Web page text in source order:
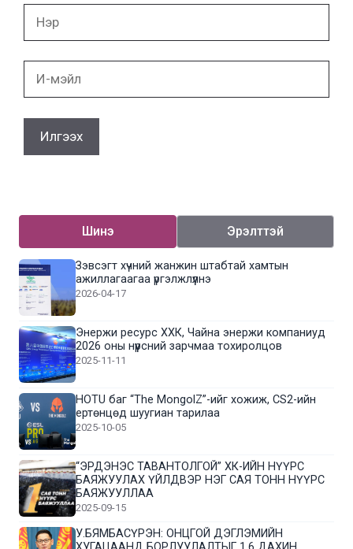
Шинэ Эрэлттэй
Зэвсэгт хүчний жанжин штабтай хамтын
ажиллагаагаа үргэлжлүүлнэ
2026-04-17
Энержи ресурс ХХК, Чайна энержи компаниуд
2026 оны нүүрсний зарчмаа тохиролцов
2025-11-11
HOTU баг “The MongolZ”-ийг хожиж, CS2-ийн
ертөнцөд шуугиан тарилаа
2025-10-05
“ЭРДЭНЭС ТАВАНТОЛГОЙ” ХК-ИЙН НҮҮРС
БАЯЖУУЛАХ ҮЙЛДВЭР НЭГ САЯ ТОНН НҮҮРС
БАЯЖУУЛЛАА
2025-09-15
У.БЯМБАСҮРЭН: ОНЦГОЙ ДЭГЛЭМИЙН